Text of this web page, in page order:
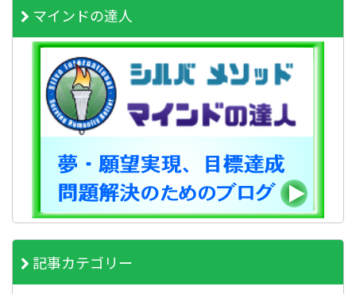
マインドの達人
記事カテゴリー